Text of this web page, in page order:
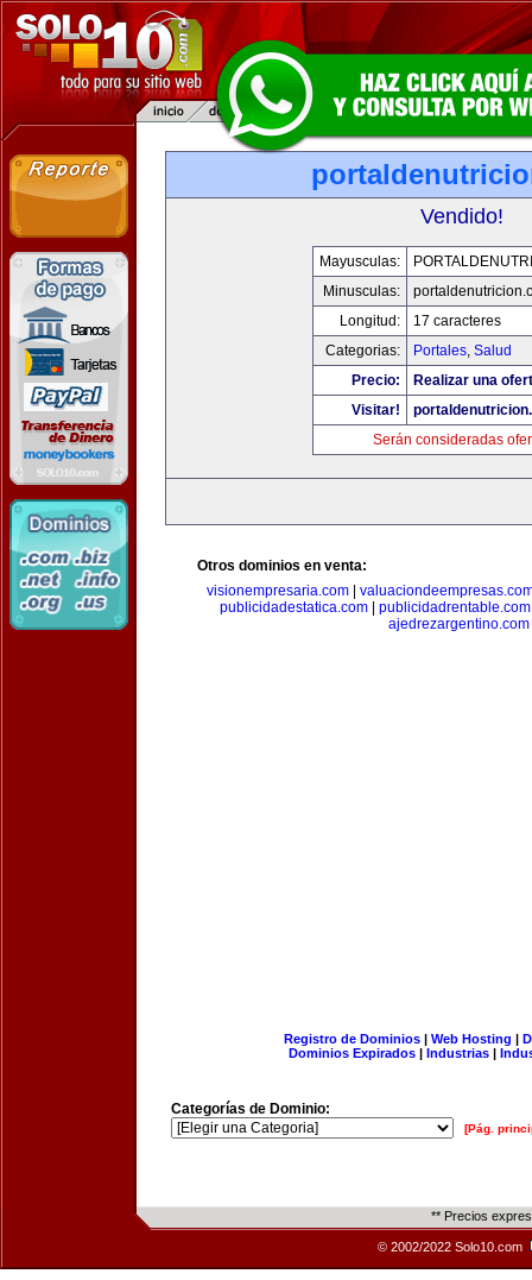
Vendido!
Mayusculas:
Minusculas:
Longitud:
17 caracteres
Categorias:
Portales, Salud
Precio:
Realizar una
Visitar!
Serán consideradas
Otros dominios en venta:
visionempresaria.com
publicidadestatica.com
publicidadrentable.com
ajedrezargentino.com
Registro de Dominios| Web Hosting |
Dominios Expirados | Industrias |
Categorías de Dominio:
[Pág.
** Precios
© 2002/2022 Solo10.com